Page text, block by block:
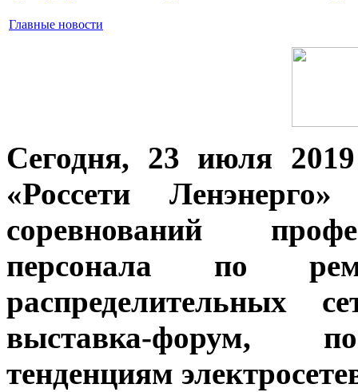
Главные новости
Сегодня, 23 июля
«Россети
соревнований
персонала по
распределительных
выставка-форум,
тенденциям